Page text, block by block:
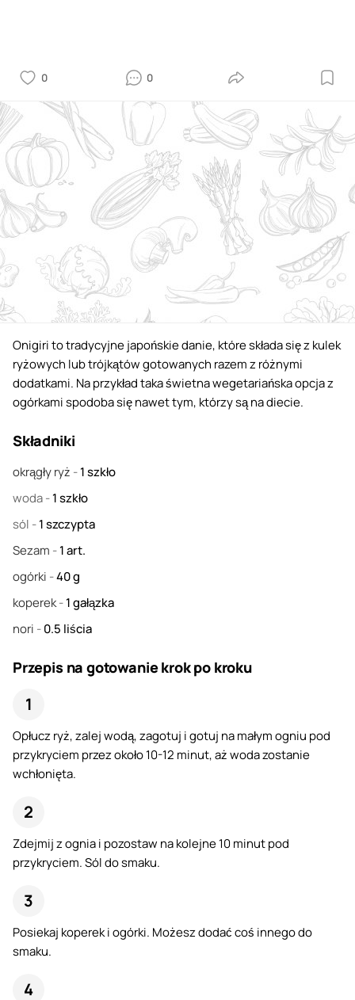
0 0
Onigiri to tradycyjne japońskie danie, które składa się z kulek
ryżowych lub trójkątów gotowanych razem z różnymi
dodatkami. Na przykład taka świetna wegetariańska opcja z
ogórkami spodoba się nawet tym, którzy są na diecie.
Składniki
okrągły ryż -1szkło
woda-1szkło
sól -1szczypta
Sezam -1art.
ogórki -40g
koperek-1gałązka
nori -0.5 liścia
Przepis na gotowanie krok po kroku
Opłucz ryż, zalej wodą, zagotuj i gotuj na małym ogniu pod
przykryciem przez około 10-12 minut, aż woda zostanie
wchłonięta.
Zdejmij z ognia i pozostaw na kolejne 10 minut pod
przykryciem. Sól do smaku.
Posiekaj koperek i ogórki. Możesz dodać coś innego do
smaku.